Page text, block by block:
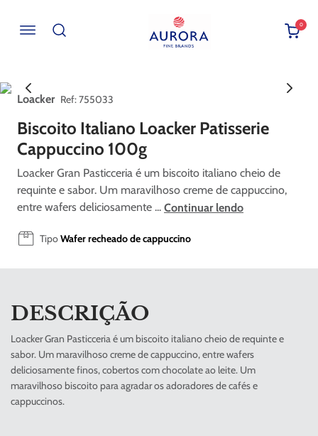
0
Loacker :755033
Biscoito Italiano Loacker Patisserie
Cappuccino 100g
Loacker Gran Pasticceria é um biscoito italiano cheio de
requinte e sabor. Um maravilhoso creme de cappuccino,
entre wafers deliciosamente ... Continuar lendo
TipoWafer recheado de cappuccino
DESCRIÇÃO
Loacker Gran Pasticceria é um biscoito italiano cheio de requinte e
sabor. Um maravilhoso creme de cappuccino, entre wafers
deliciosamente finos, cobertos com chocolate ao leite. Um
maravilhoso biscoito para agradar os adoradores de cafés e
cappuccinos.